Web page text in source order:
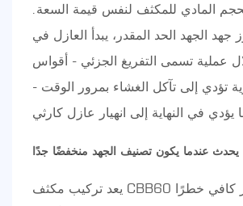
المادي للمكثف لنفس قيمة السعة.
جهد الجهد الحد المقدر، يبدأ العازل في
عملية تسمى التفريغ الجزئي - أقواس
تؤدي إلى تآكل الغشاء بمرور الوقت -
يحدث عندما يكون تصنيف الجهد منخفضًا جدًا
يعد تركيب مكثف CBB60 بتصنيف جهد غير كافي خطرًا